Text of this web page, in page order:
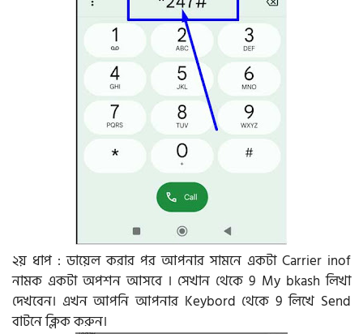
২য় ধাপ : ডায়েল করার পর আপনার সামনে একটা Carrier inof
নামক একটা অপশন আসবে । সেখান থেকে 9 My bkash লিখা
দেখবেন। এখন আপনি আপনার Keybord থেকে 9 লিখে Send
বাটনে ক্লিক করুন।